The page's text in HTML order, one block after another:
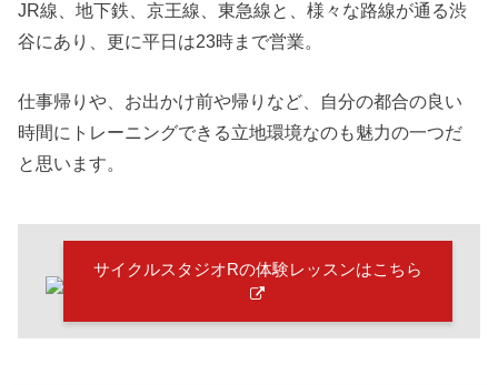
JR線、地下鉄、京王線、東急線と、様々な路線が通る渋
谷にあり、更に平日は23時まで営業。
仕事帰りや、お出かけ前や帰りなど、自分の都合の良い
時間にトレーニングできる立地環境なのも魅力の一つだ
と思います。
サイクルスタジオRの体験レッスンはこちら